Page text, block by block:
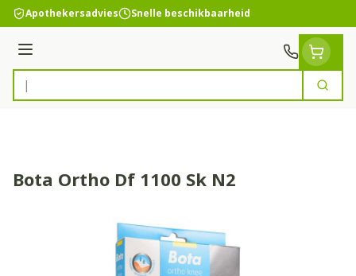
Ga naar de inhoud
Apothekersadvies Snelle beschikbaarheid
Menu
Product, merk, categorie...
Zoek
Bota Ortho Df 1100 Sk N2